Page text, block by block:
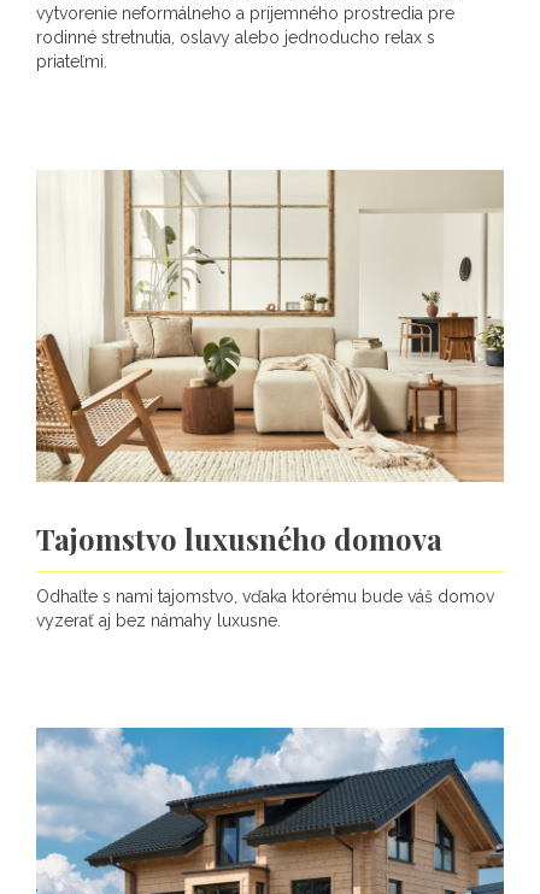
vytvorenie neformálneho a príjemného prostredia pre
rodinné stretnutia, oslavy alebo jednoducho relax s
priateľmi.
Tajomstvo luxusného domova
Odhaľte s nami tajomstvo, vďaka ktorému bude váš domov
vyzerať aj bez námahy luxusne.